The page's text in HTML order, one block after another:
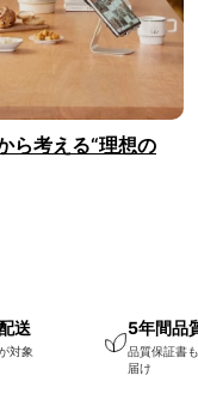
ら考える“理想の
送
対象
5年間品
品質保証書
届け